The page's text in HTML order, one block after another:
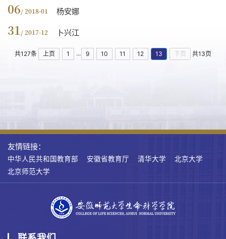
06/ 2018-01 杨安娜
31 / 2017-12 卜兴江
共127条 上页 1 ... 9 10 11 12 13 下页 共13页
友情链接：
中华人民共和国教育部 安徽省教育厅 清华大学
北京大学
北京师范大学